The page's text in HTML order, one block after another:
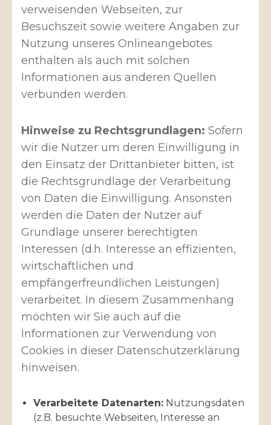
verweisenden Webseiten, zur
Besuchszeit sowie weitere Angaben zur
Nutzung unseres Onlineangebotes
enthalten als auch mit solchen
Informationen aus anderen Quellen
verbunden werden.
Hinweise zu Rechtsgrundlagen: Sofern
wir die Nutzer um deren Einwilligung in
den Einsatz der Drittanbieter bitten, ist
die Rechtsgrundlage der Verarbeitung
von Daten die Einwilligung. Ansonsten
werden die Daten der Nutzer auf
Grundlage unserer berechtigten
Interessen (d.h. Interesse an effizienten,
wirtschaftlichen und
empfängerfreundlichen Leistungen)
verarbeitet. In diesem Zusammenhang
möchten wir Sie auch auf die
Informationen zur Verwendung von
Cookies in dieser Datenschutzerklärung
hinweisen.
Verarbeitete Datenarten: Nutzungsdaten
(z.B. besuchte Webseiten, Interesse an